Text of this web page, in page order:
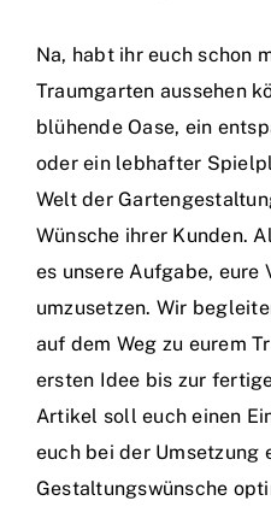
Na, habt ihr euch schon
Traumgarten aussehen
blühende Oase, ein
oder ein lebhafter
Welt der
Wünsche ihrer Kunden.
es unsere Aufgabe, eure
umzusetzen. Wir
auf dem Weg zu eurem
ersten Idee bis zur
Artikel soll euch einen
euch bei der Umsetzung
Gestaltungswünsche